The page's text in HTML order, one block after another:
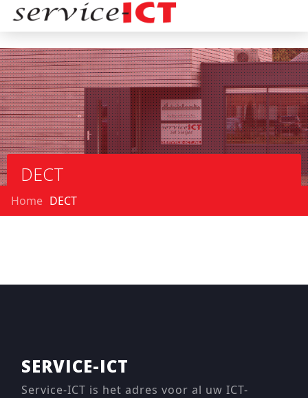
DECT
Home DECT
SERVICE-ICT
Service-ICT is het adres voor al uw ICT-